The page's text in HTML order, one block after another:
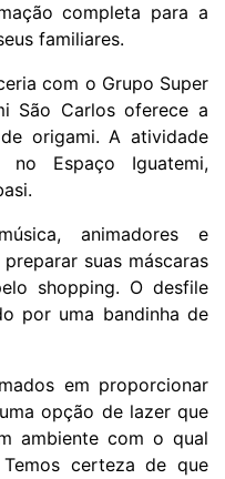
completa para a
familiares.
com o Grupo Super
São Carlos oferece a
origami. A atividade
no Espaço Iguatemi,
animadores e
suas máscaras
shopping. O desfile
por uma bandinha de
em proporcionar
opção de lazer que
ambiente com o qual
certeza de que